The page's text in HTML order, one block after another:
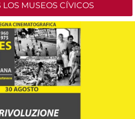
LOS MUSEOS CÍVICOS